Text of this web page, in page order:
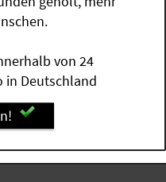
von 24
in Deutschland